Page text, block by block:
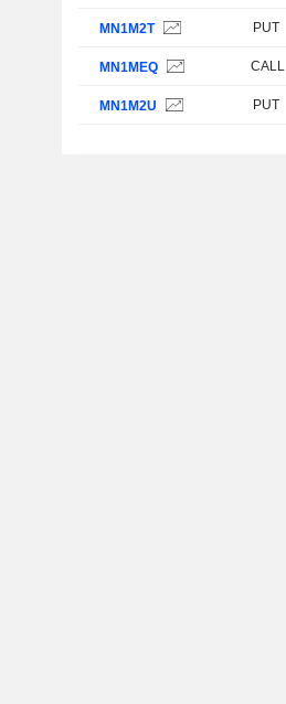
MN1M2T PUT
MN1MEQ CALL
MN1M2U PUT